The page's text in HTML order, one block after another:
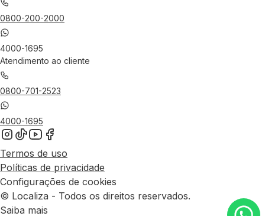
0800-200-2000
4000-1695
Atendimento ao cliente
0800-701-2523
4000-1695
Termos de uso
Políticas de privacidade
Configurações de cookies
© Localiza - Todos os direitos reservados.
Saiba mais